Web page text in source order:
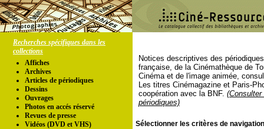
Recherches spécifiques dans les
collections
Affiches
Archives
Articles de périodiques
Dessins
Ouvrages
Photos en accés réservé
Revues de presse
Vidéos (DVD et VHS)
Notices descriptives des
française, de la Cinémathèque de
Cinéma et de l'image animée,
Les titres Cinémagazine et Paris-
coopération avec la BNF.
périodiques)
Sélectionner les critères de